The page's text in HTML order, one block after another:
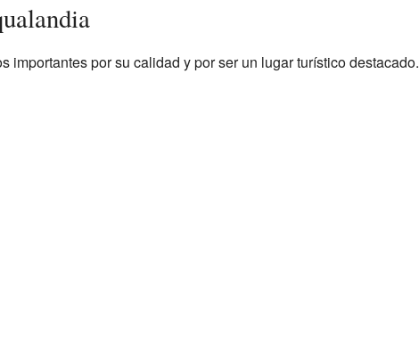
por su calidad y por ser un lugar turístico destacado.